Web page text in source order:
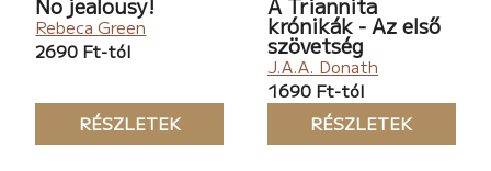
nem egy hétköznapi nő története.
Elolvasom »
Rebeca Green
2690 Ft-tól
RÉSZLETEK
krónikák - Az első
szövetség
J.A.A. Donath
1690 Ft-tól
RÉSZLETEK